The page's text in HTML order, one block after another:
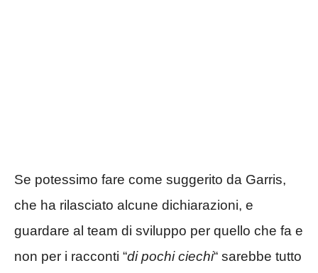
Se potessimo fare come suggerito da Garris,
che ha rilasciato alcune dichiarazioni, e
guardare al team di sviluppo per quello che fa e
non per i racconti “di pochi ciechi“ sarebbe tutto